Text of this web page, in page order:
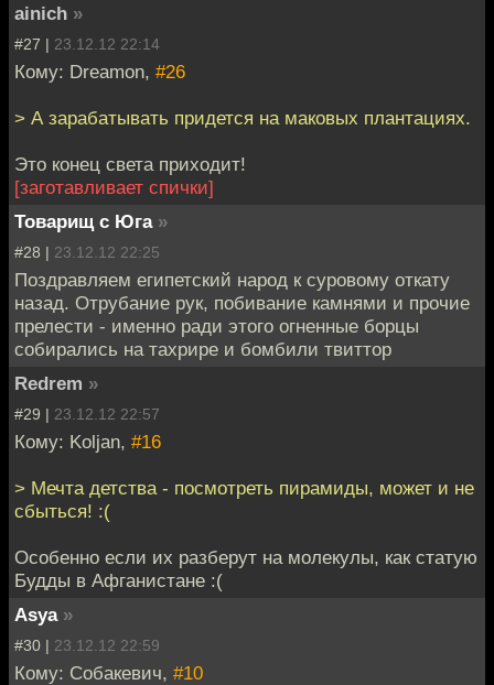
ainich »
#27 | 23.12.12 22:14
Кому: Dreamon, #26
> А зарабатывать придется на маковых плантациях.
Это конец света приходит!
[заготавливает спички]
Товарищ с Юга »
#28 | 23.12.12 22:25
Поздравляем египетский народ к суровому откату
назад. Отрубание рук, побивание камнями и прочие
прелести - именно ради этого огненные борцы
собирались на тахрире и бомбили твиттор
Redrem »
#29 | 23.12.12 22:57
Кому: Koljan, #16
> Мечта детства - посмотреть пирамиды, может и не
сбыться! :(
Особенно если их разберут на молекулы, как статую
Будды в Афганистане :(
Asya »
#30 | 23.12.12 22:59
Кому: Собакевич, #10